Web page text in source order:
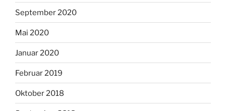
September 2020
Mai 2020
Januar 2020
Februar 2019
Oktober 2018